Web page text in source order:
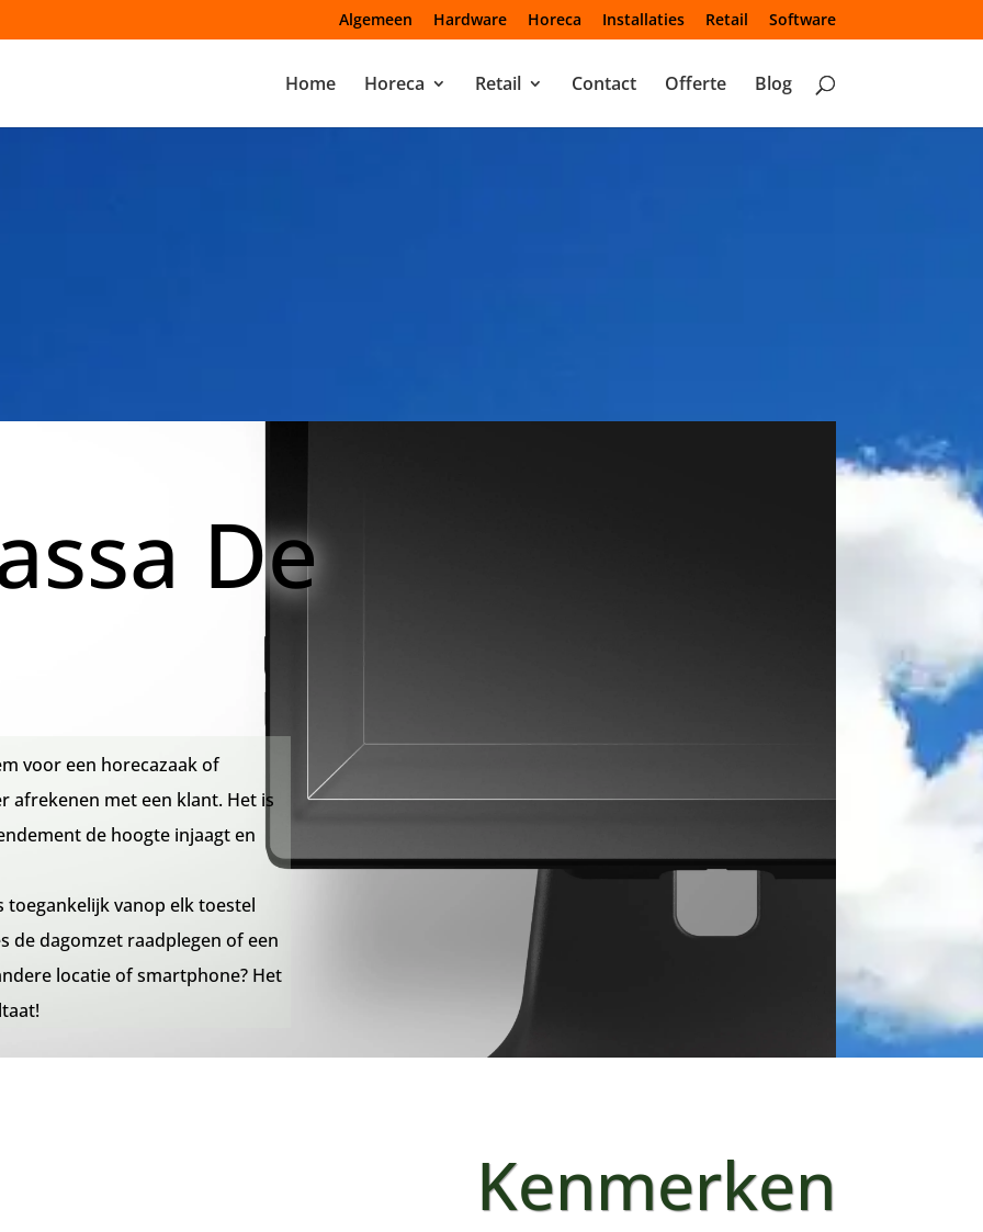
Algemeen Hardware Horeca Installaties Retail Software
Home Horeca Retail Contact Offerte Blog
De
voor een horecazaak of
afrekenen met een klant. Het is
de hoogte injaagt en
toegankelijk vanop elk toestel
de dagomzet raadplegen of een
locatie of smartphone? Het
Kenmerken